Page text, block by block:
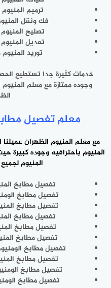
ترميم
فك ونقل
تصليح
تعديل
توريد
خدمات كثيرة جدا تستطيع
وجوده ممتازة مع معلم
معلم تفصيل
معمعلم المنيوم الظهران
المنيوم باحترافيه وجوده
المنيوم
تفصيل مطابخ
تفصيل مطابخ
تفصيل مطابخ
تفصيل مطابخ
تفصيل مطابخ
تفصيل مطابخ
تفصيل مطابخ
تفصيل مطابخ
تفصيل مطابخ
تفصيل مطابخ